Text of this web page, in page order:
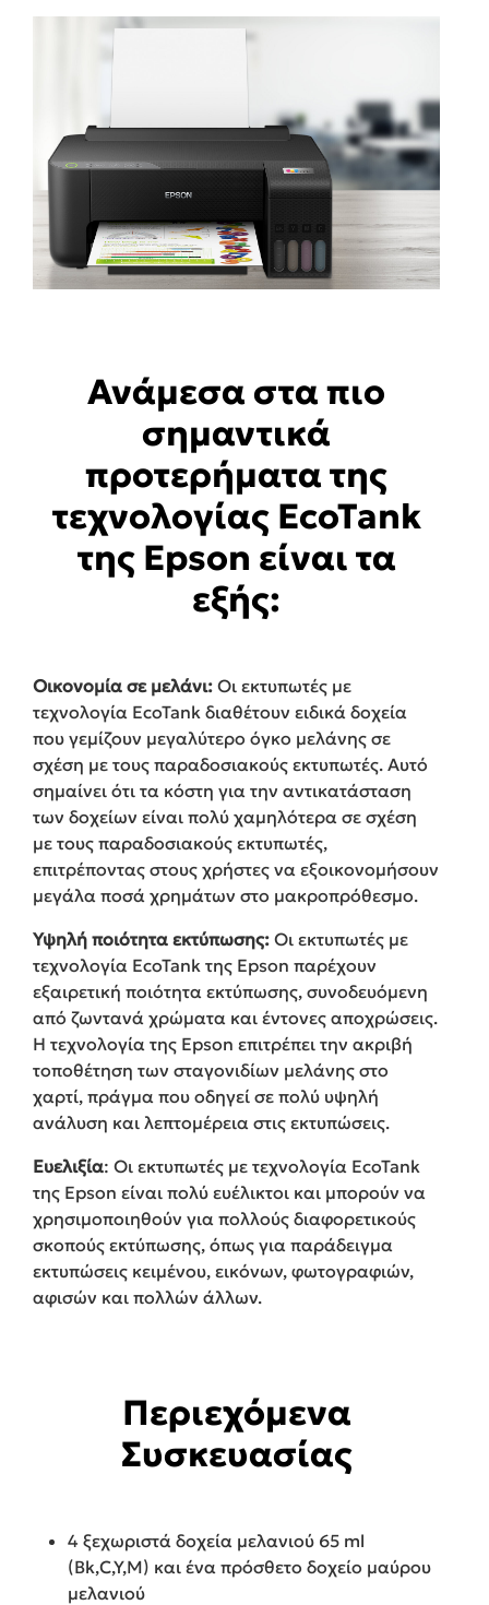
Ανάμεσα στα πιο
σημαντικά
προτερήματα της
τεχνολογίας EcoTank
της Epson είναι τα
εξής:
Οικονομία σε μελάνι: Οι εκτυπωτές με
τεχνολογία EcoTank διαθέτουν ειδικά δοχεία
που γεμίζουν μεγαλύτερο όγκο μελάνης σε
σχέση με τους παραδοσιακούς εκτυπωτές. Αυτό
σημαίνει ότι τα κόστη για την αντικατάσταση
των δοχείων είναι πολύ χαμηλότερα σε σχέση
με τους παραδοσιακούς εκτυπωτές,
επιτρέποντας στους χρήστες να εξοικονομήσουν
μεγάλα ποσά χρημάτων στο μακροπρόθεσμο.
Υψηλή ποιότητα εκτύπωσης: Οι εκτυπωτές με
τεχνολογία EcoTank της Epson παρέχουν
εξαιρετική ποιότητα εκτύπωσης, συνοδευόμενη
από ζωντανά χρώματα και έντονες αποχρώσεις.
Η τεχνολογία της Epson επιτρέπει την ακριβή
τοποθέτηση των σταγονιδίων μελάνης στο
χαρτί, πράγμα που οδηγεί σε πολύ υψηλή
ανάλυση και λεπτομέρεια στις εκτυπώσεις.
Ευελιξία: Οι εκτυπωτές με τεχνολογία EcoTank
της Epson είναι πολύ ευέλικτοι και μπορούν να
χρησιμοποιηθούν για πολλούς διαφορετικούς
σκοπούς εκτύπωσης, όπως για παράδειγμα
εκτυπώσεις κειμένου, εικόνων, φωτογραφιών,
αφισών και πολλών άλλων.
Περιεχόμενα
Συσκευασίας
4 ξεχωριστά δοχεία μελανιού 65 ml
(Bk,C,Y,M) και ένα πρόσθετο δοχείο μαύρου
μελανιού